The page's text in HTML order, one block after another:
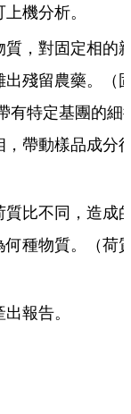
機分析。
，對固定相的
殘留農藥。（
有特定基團的細
，帶動樣品成分
質比不同，造成
種物質。（荷
報告。